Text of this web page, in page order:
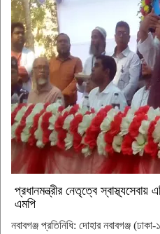
প্রধানমন্ত্রীর নেতৃত্বে
এমপি
নবাবগঞ্জ প্রতিনিধি: দোহার নবাবগঞ্জ